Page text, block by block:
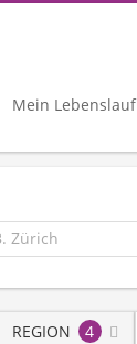
Mein Lebenslauf
REGION 4